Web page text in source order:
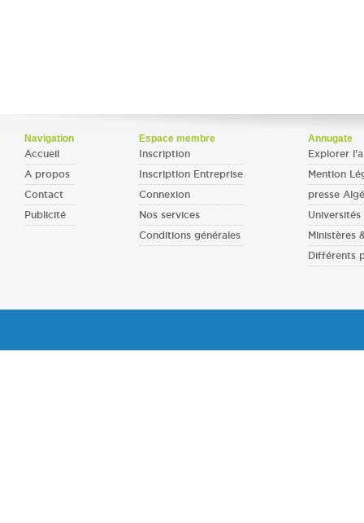
Navigation
Accueil
A propos
Contact
Publicité
Espace membre
Inscription
Inscription Entreprise
Connexion
Nos services
Conditions générales
Annugate
Explorer
Mention
presse
Ministères
Différents